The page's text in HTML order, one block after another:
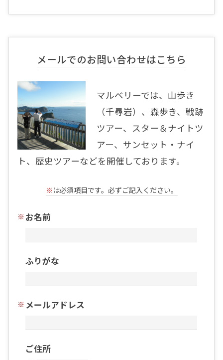
メールでのお問い合わせはこちら
マルベリーでは、山歩き
（千尋岩）、森歩き、戦跡
ツアー、スター＆ナイトツ
アー、サンセット・ナイ
ト、歴史ツアーなどを開催しております。
※ は必須項目です。必ずご記入ください。
お名前
ふりがな
メールアドレス
ご住所